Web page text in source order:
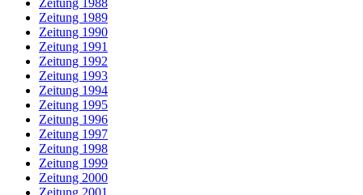
Zeitung 1988
Zeitung 1989
Zeitung 1990
Zeitung 1991
Zeitung 1992
Zeitung 1993
Zeitung 1994
Zeitung 1995
Zeitung 1996
Zeitung 1997
Zeitung 1998
Zeitung 1999
Zeitung 2000
Zeitung 2001